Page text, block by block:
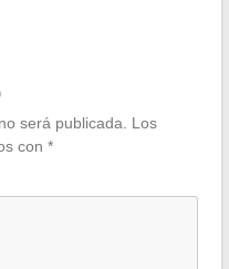
será publicada.
Los
con *